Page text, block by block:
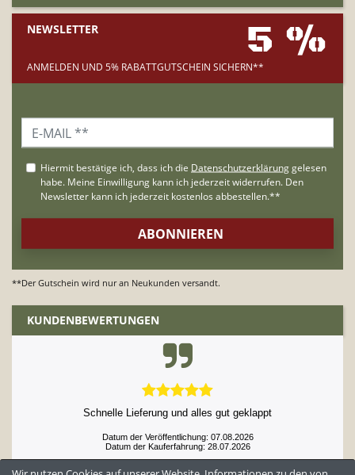
NEWSLETTER 5 %
ANMELDEN UND 5% RABATTGUTSCHEIN SICHERN**
**Der Gutschein wird nur an Neukunden versandt.
KUNDENBEWERTUNGEN
Schnelle Lieferung und alles gut geklappt
Datum der Veröffentlichung: 07.08.2026
Datum der Kauferfahrung: 28.07.2026